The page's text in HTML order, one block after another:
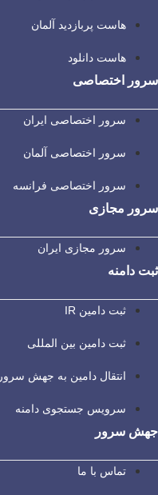
هاست پربازدید آلمان
هاست دانلود
سرور اختصاصی
سرور اختصاصی ایران
سرور اختصاصی آلمان
سرور اختصاصی فرانسه
سرور مجازی
سرور مجازی ایران
ثبت دامنه
ثبت دامین IR
ثبت دامین بین المللی
انتقال دامین به جهش سرور
سرویس جستجوی دامنه
جهش سرور
تماس با ما